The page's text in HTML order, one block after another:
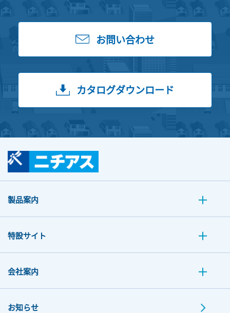
お問い合わせ
カタログダウンロード
製品案内
特設サイト
会社案内
お知らせ